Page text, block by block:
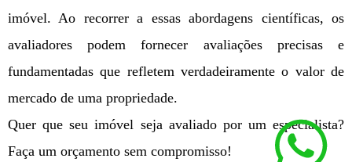
imóvel. Ao recorrer a essas abordagens científicas, os
avaliadores podem fornecer avaliações precisas e
fundamentadas que refletem verdadeiramente o valor de
mercado de uma propriedade.
Quer que seu imóvel seja avaliado por um especialista?
Faça um orçamento sem compromisso!